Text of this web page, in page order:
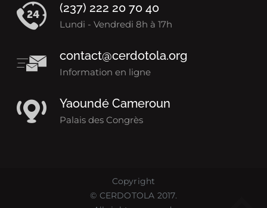
(237) 222 20 70 40
Lundi - Vendredi 8h à 17h
contact@cerdotola.org
Information en ligne
Yaoundé Cameroun
Palais des Congrès
Copyright
© CERDOTOLA 2017.